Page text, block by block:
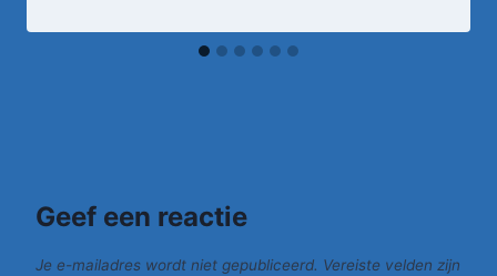
Geef een reactie
Je e-mailadres wordt niet gepubliceerd. Vereiste velden zijn